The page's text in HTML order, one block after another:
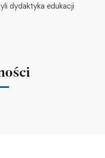
dydaktyka edukacji